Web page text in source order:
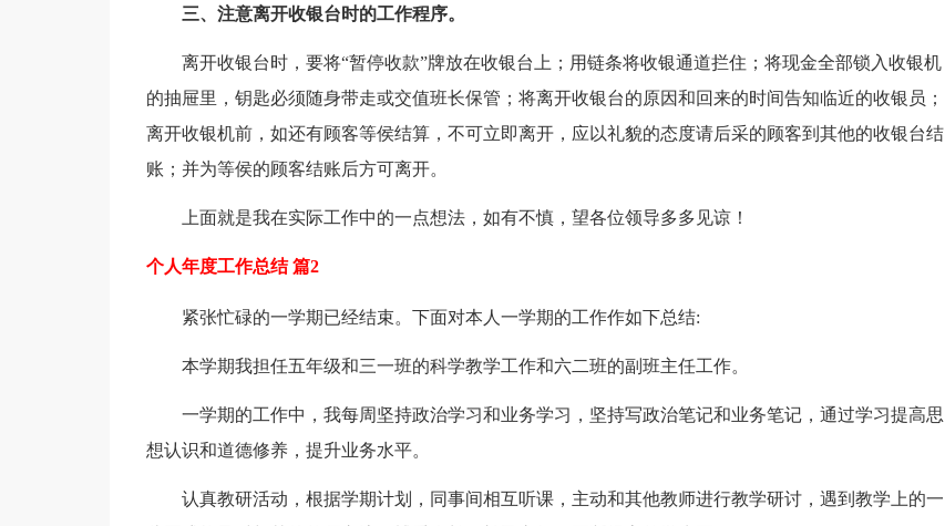
三、注意离开收银台时的工作程序。
离开收银台时，要将“暂停收款”牌放在收银台上；用链条将收银通道拦住；将现金全部锁入收银机
的抽屉里，钥匙必须随身带走或交值班长保管；将离开收银台的原因和回来的时间告知临近的收银员；
离开收银机前，如还有顾客等侯结算，不可立即离开，应以礼貌的态度请后采的顾客到其他的收银台结
账；并为等侯的顾客结账后方可离开。
上面就是我在实际工作中的一点想法，如有不慎，望各位领导多多见谅！
个人年度工作总结 篇2
紧张忙碌的一学期已经结束。下面对本人一学期的工作作如下总结:
本学期我担任五年级和三一班的科学教学工作和六二班的副班主任工作。
一学期的工作中，我每周坚持政治学习和业务学习，坚持写政治笔记和业务笔记，通过学习提高思
想认识和道德修养，提升业务水平。
认真教研活动，根据学期计划，同事间相互听课，主动和其他教师进行教学研讨，遇到教学上的一